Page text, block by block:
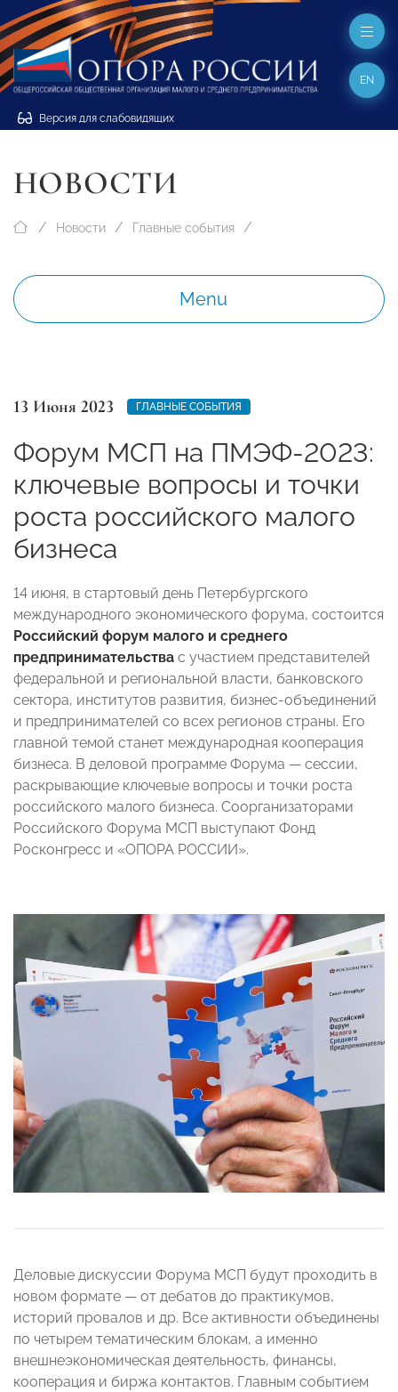
Версия для слабовидящих
EN
НОВОСТИ
Новости Главные события
Menu
13 Июня 2023 ГЛАВНЫЕ СОБЫТИЯ
Форум МСП на ПМЭФ-2023:
ключевые вопросы и точки
роста российского малого
бизнеса
14 июня, в стартовый день Петербургского
международного экономического форума, состоится
Российский форум малого и среднего
предпринимательства с участием представителей
федеральной и региональной власти, банковского
сектора, институтов развития, бизнес-объединений
и предпринимателей со всех регионов страны. Его
главной темой станет международная кооперация
бизнеса. В деловой программе Форума — сессии,
раскрывающие ключевые вопросы и точки роста
российского малого бизнеса. Соорганизаторами
Российского Форума МСП выступают Фонд
Росконгресс и «ОПОРА РОССИИ».
Деловые дискуссии Форума МСП будут проходить в
новом формате — от дебатов до практикумов,
историй провалов и др. Все активности объединены
по четырем тематическим блокам, а именно
внешнеэкономическая деятельность, финансы,
кооперация и биржа контактов. Главным событием